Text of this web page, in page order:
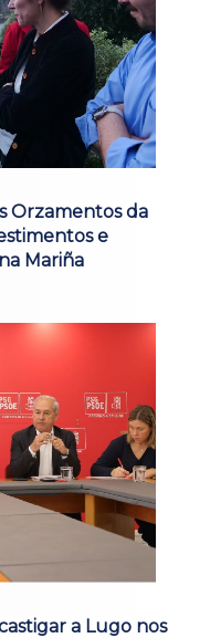
Orzamentos da
e
Mariña
a Lugo nos